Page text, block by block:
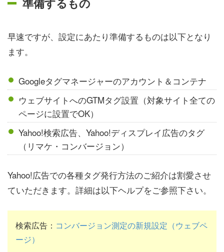
早速ですが、設定にあたり準備するものは以下となり
ます。
Googleタグマネージャーのアカウント＆コンテナ
ウェブサイトへのGTMタグ設置（対象サイト全ての
ページに設置でOK）
Yahoo!検索広告、Yahoo!ディスプレイ広告のタグ
（リマケ・コンバージョン）
Yahoo!広告での各種タグ発行方法のご紹介は割愛させ
ていただきます。詳細は以下ヘルプをご参照下さい。
検索広告： コンバージョン測定の新規設定（ウェブペ
ージ）